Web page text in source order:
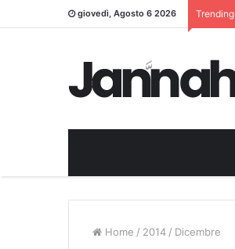
giovedì, Agosto 6 2026 Trending
Home / 2014 / Dicembre